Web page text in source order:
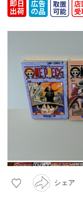
シェア